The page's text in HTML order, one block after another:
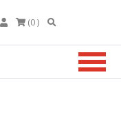
(0 )